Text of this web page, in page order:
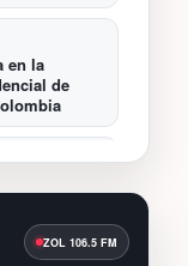
en la
de